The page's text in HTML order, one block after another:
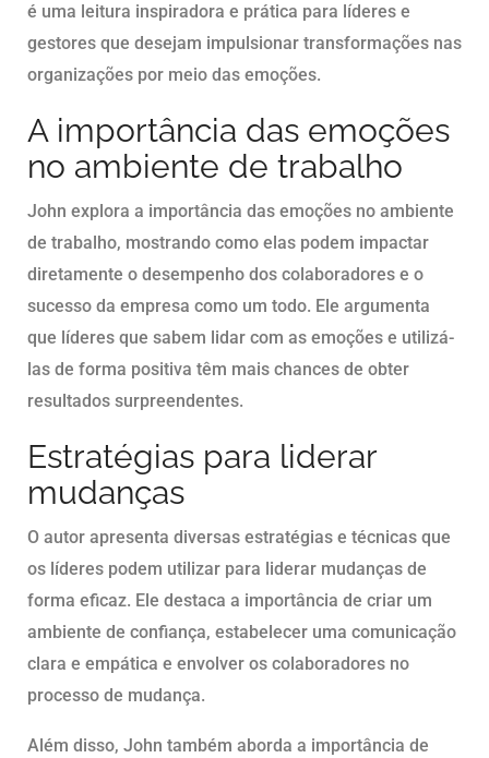
é uma leitura inspiradora e prática para líderes e
gestores que desejam impulsionar transformações nas
organizações por meio das emoções.
A importância das emoções
no ambiente de trabalho
John explora a importância das emoções no ambiente
de trabalho, mostrando como elas podem impactar
diretamente o desempenho dos colaboradores e o
sucesso da empresa como um todo. Ele argumenta
que líderes que sabem lidar com as emoções e utilizá-
las de forma positiva têm mais chances de obter
resultados surpreendentes.
Estratégias para liderar
mudanças
O autor apresenta diversas estratégias e técnicas que
os líderes podem utilizar para liderar mudanças de
forma eficaz. Ele destaca a importância de criar um
ambiente de confiança, estabelecer uma comunicação
clara e empática e envolver os colaboradores no
processo de mudança.
Além disso, John também aborda a importância de